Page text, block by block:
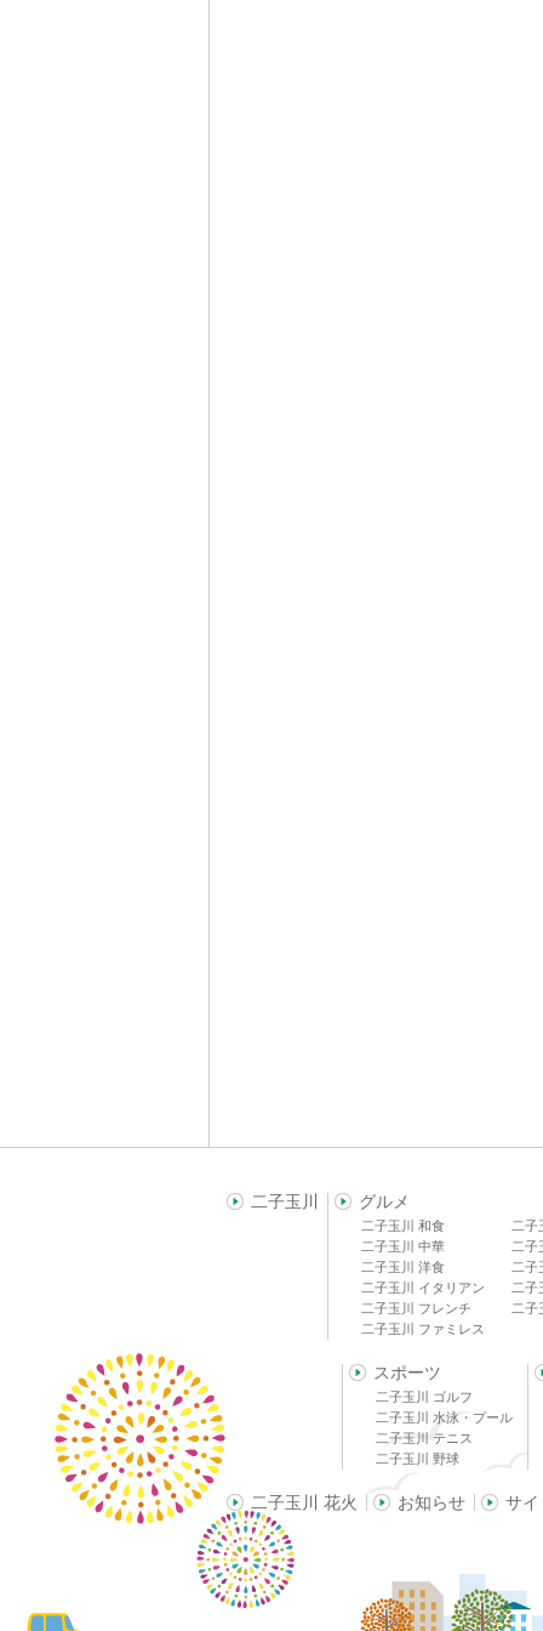
二子玉川 グルメ
二子玉川 和食
二子玉川 中華
二子玉川 洋食
二子玉川 イタリアン
二子玉川 フレンチ
二子玉川 ファミレス
二子
二子
二子
二子
二子
スポーツ
二子玉川 ゴルフ
二子玉川 水泳・プール
二子玉川 テニス
二子玉川 野球
二子玉川 花火 お知らせ サイ